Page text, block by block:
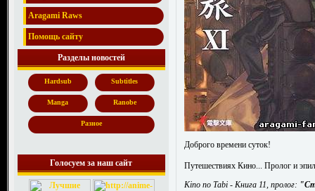
Aragami Raws
Помощь сайту
Разделы новостей
Hardsub Subtitles
Manga Ranobe
Разное
Голосуем за наш сайт
Доброго времени суток!
Путешествиях Кино... Пролог и
Kino no Tabi - Книга 11, пролог: